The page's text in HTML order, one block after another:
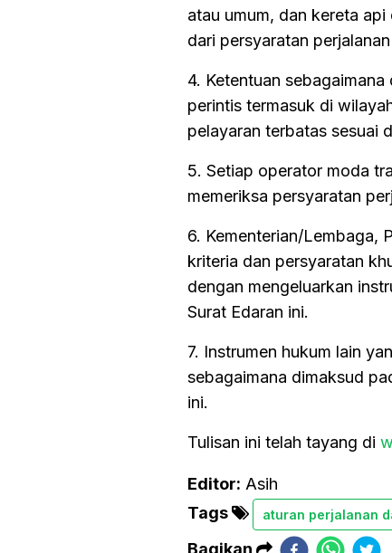
atau umum, dan kereta
dari persyaratan
4. Ketentuan
perintis termasuk di
pelayaran terbatas sesuai
5. Setiap operator moda
memeriksa persyaratan
6. Kementerian/Lembaga,
kriteria dan persyaratan
dengan mengeluarkan
Surat Edaran ini.
7. Instrumen hukum lain
sebagaimana dimaksud
ini.
Tulisan ini telah tayang di
Editor: Asih
Tags
aturan perjalanan
Bagikan